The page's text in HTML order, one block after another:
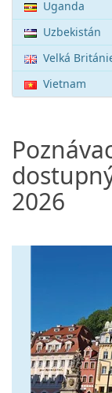
Uganda
Uzbekistán
Velká
Vietnam
2026